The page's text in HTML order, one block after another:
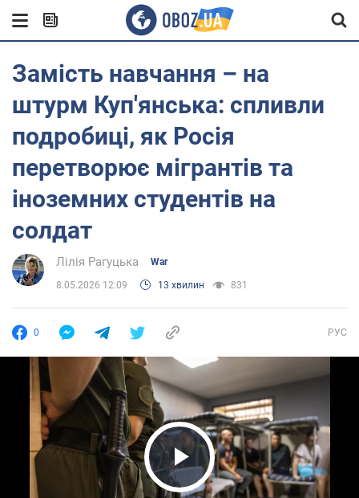
Замість навчання – на
штурм Куп'янська: спливли
подробиці, як Росія
перетворює мігрантів та
іноземних студентів на
солдат
Лілія Рагуцька War
8.05.2026 12:09 13 хвилин 831
0 РУС
Play Video